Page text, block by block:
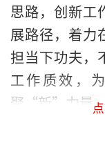
思路，创新工
展路径，着力
担当下功夫，
工作质效，
聚“新”力量